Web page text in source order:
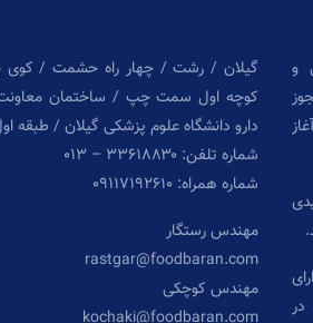
و
1380 با مجوز
150 عضو آغاز
در
گیلان / رشت / چهار راه حشمت / کوی
کوچه اول سمت چپ / ساختمان
دارو دانشگاه علوم پزشکی گیلان / طبقه
شماره تلفن: ۳۳۶۱۸۸۳۰ – ۰۱۳
شماره همراه: ۰۹۱۱۷۱۹۲۶۱۰
مهندس رستگار
rastgar@foodbaran.com
مهندس کوچکی